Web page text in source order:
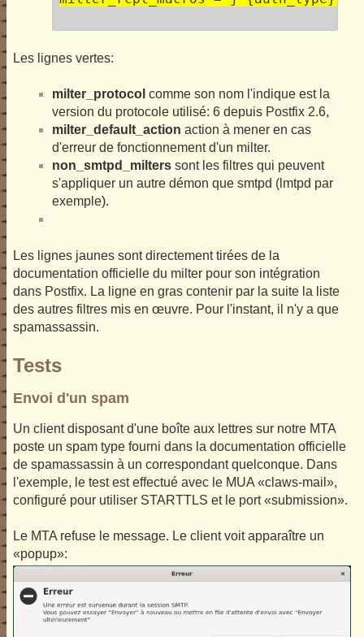
Les lignes vertes:
milter_protocol comme son nom l'indique est la
version du protocole utilisé: 6 depuis Postfix 2.6,
milter_default_action action à mener en cas
d'erreur de fonctionnement d'un milter.
non_smtpd_milters sont les filtres qui peuvent
s'appliquer un autre démon que smtpd (lmtpd par
exemple).
Les lignes jaunes sont directement tirées de la
documentation officielle du milter pour son intégration
dans Postfix. La ligne en gras contenir par la suite la liste
des autres filtres mis en œuvre. Pour l'instant, il n'y a que
spamassassin.
Tests
Envoi d'un spam
Un client disposant d'une boîte aux lettres sur notre MTA
poste un spam type fourni dans la documentation officielle
de spamassassin à un correspondant quelconque. Dans
l'exemple, le test est effectué avec le MUA «claws-mail»,
configuré pour utiliser STARTTLS et le port «submission».
Le MTA refuse le message. Le client voit apparaître un
«popup»: